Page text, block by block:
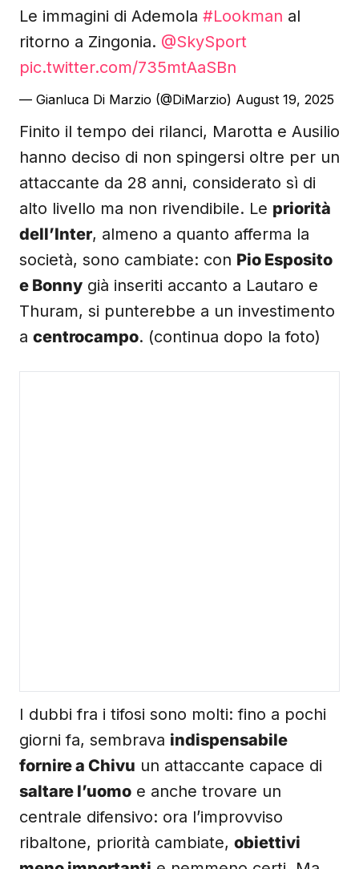
Le immagini di Ademola #Lookman al
ritorno a Zingonia. @SkySport
pic.twitter.com/735mtAaSBn
— Gianluca Di Marzio (@DiMarzio) August 19, 2025
Finito il tempo dei rilanci, Marotta e Ausilio
hanno deciso di non spingersi oltre per un
attaccante da 28 anni, considerato sì di
alto livello ma non rivendibile. Le priorità
dell’Inter, almeno a quanto afferma la
società, sono cambiate: con Pio Esposito
e Bonny già inseriti accanto a Lautaro e
Thuram, si punterebbe a un investimento
a centrocampo. (continua dopo la foto)
I dubbi fra i tifosi sono molti: fino a pochi
giorni fa, sembrava indispensabile
fornire a Chivu un attaccante capace di
saltare l’uomo e anche trovare un
centrale difensivo: ora l’improvviso
ribaltone, priorità cambiate, obiettivi